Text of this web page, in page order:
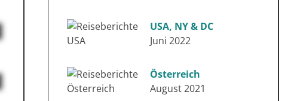
USA, NY & DC
Juni 2022
Österreich
August 2021